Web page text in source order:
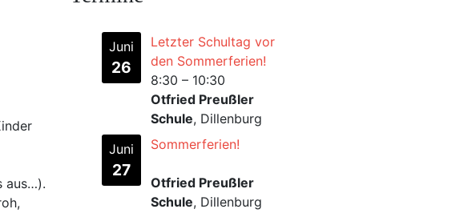
aus…).
Juni
26
Letzter Schultag vor
den Sommerferien!
8:30 – 10:30
Otfried Preußler
Schule, Dillenburg
Juni
27
Sommerferien!
Otfried Preußler
Schule, Dillenburg